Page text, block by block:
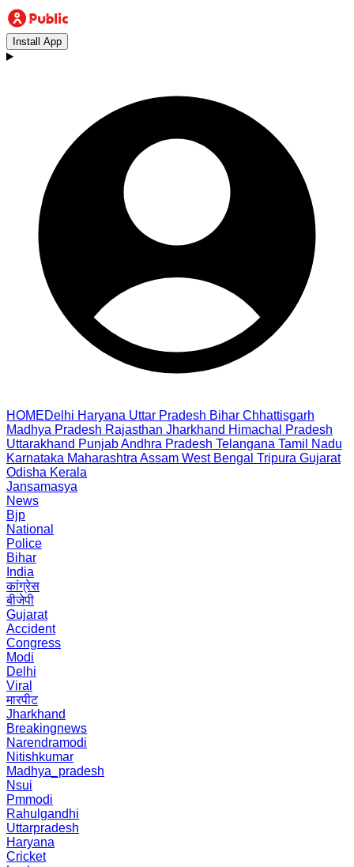
Install App
HOMEDelhi Haryana Uttar Pradesh Bihar Chhattisgarh
Madhya Pradesh Rajasthan Jharkhand Himachal Pradesh
Uttarakhand PunjabAndhra Pradesh Telangana Tamil Nadu
Karnataka Maharashtra Assam West Bengal Tripura Gujarat
Odisha Kerala
Jansamasya
News
Bjp
National
Police
Bihar
India
कांग्रेस
बीजेपी
Gujarat
Accident
Congress
Modi
Delhi
Viral
मारपीट
Jharkhand
Breakingnews
Narendramodi
Nitishkumar
Madhya_pradesh
Nsui
Pmmodi
Rahulgandhi
Uttarpradesh
Haryana
Cricket